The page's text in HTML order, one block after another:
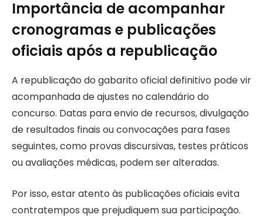
Importância de acompanhar
cronogramas e publicações
oficiais após a republicação
A republicação do gabarito oficial definitivo pode vir
acompanhada de ajustes no calendário do
concurso. Datas para envio de recursos, divulgação
de resultados finais ou convocações para fases
seguintes, como provas discursivas, testes práticos
ou avaliações médicas, podem ser alteradas.
Por isso, estar atento às publicações oficiais evita
contratempos que prejudiquem sua participação.